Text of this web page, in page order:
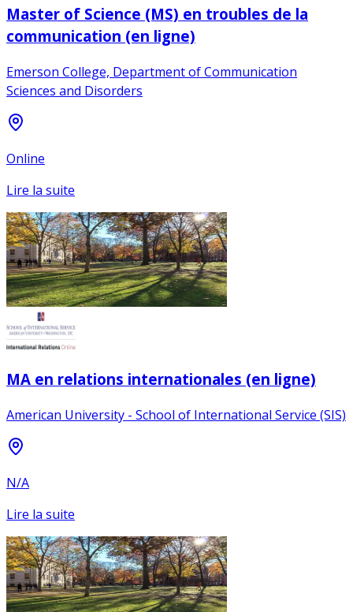
Master of Science (MS) en troubles de la
communication (en ligne)
Emerson College, Department of Communication
Sciences and Disorders
Online
Lire la suite
MA en relations internationales (en ligne)
American University - School of International Service (SIS)
N/A
Lire la suite